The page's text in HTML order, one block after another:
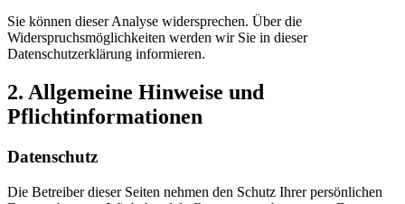
Sie können dieser Analyse widersprechen. Über die
Widerspruchsmöglichkeiten werden wir Sie in dieser
Datenschutzerklärung informieren.
2. Allgemeine Hinweise und
Pflichtinformationen
Datenschutz
Die Betreiber dieser Seiten nehmen den Schutz Ihrer persönlichen